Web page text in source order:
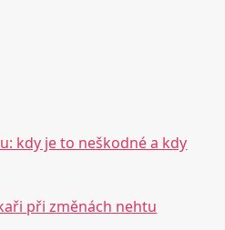
kdy je to neškodné a kdy
při změnách nehtu